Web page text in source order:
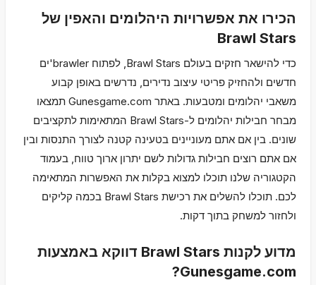
הכירו את אפשרויות היהלומים והאפין של
Brawl Stars
כדי להישאר חזקים בעולם Brawl Stars, לפתוח brawler'ים
חדשים ולהחזיק פריטי עיצוב נדירים, נדרשים באופן קבוע
משאבי יהלומים ומטבעות. באתר Gunesgame.com תמצאו
מבחר חבילות יהלומים ל-Brawl Stars המתאימות לתקציבים
שונים. בין אם אתם מעוניינים בטעינה קטנה לצורך התנסות ובין
אם אתם רוצים חבילות גדולות לשם יתרון ארוך טווח, בעמוד
הקטגוריה שלנו תוכלו למצוא בקלות את האפשרות המתאימה
לכם. תוכלו להשלים את רכישת Brawl Stars בכמה קליקים
ולחזור למשחק בתוך דקות.
מדוע לקנות Brawl Stars דווקא באמצעות
Gunesgame.com?